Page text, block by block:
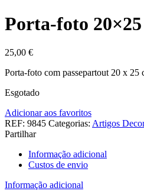
Porta-foto 20×25
25,00 €
Porta-foto com passepartout 20 x
Esgotado
Adicionar aos favoritos
REF: 9845 Categorias: Artigos
Partilhar
Informação adicional
Custos de envio
Informação adicional